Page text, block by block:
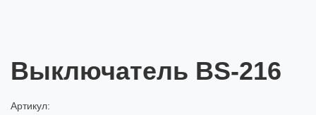
Выключатель BS-216
Артикул: